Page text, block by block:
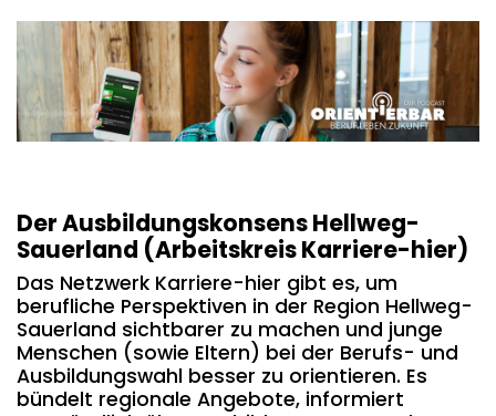
Der Ausbildungskonsens Hellweg-
Sauerland (Arbeitskreis Karriere-hier)
Das Netzwerk Karriere-hier gibt es, um
berufliche Perspektiven in der Region Hellweg-
Sauerland sichtbarer zu machen und junge
Menschen (sowie Eltern) bei der Berufs- und
Ausbildungswahl besser zu orientieren. Es
bündelt regionale Angebote, informiert